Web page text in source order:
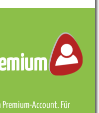
Account. Für